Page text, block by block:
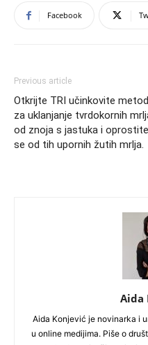
Facebook
Previous article
Otkrijte TRI učinkovite
za uklanjanje tvrdokornih
od znoja s jastuka i oprostite
se od tih upornih žutih mrlja.
Aida
Aida Konjević je novinarka i
u online medijima. Piše o